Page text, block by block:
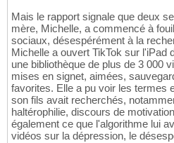
Mais le rapport signale que deux
mère, Michelle, a commencé à
sociaux, désespérément à la
Michelle a ouvert TikTok sur l'iPad
une bibliothèque de plus de 3 000
mises en signet, aimées,
favorites. Elle a pu voir les termes
son fils avait recherchés,
haltérophilie, discours de
également ce que l'algorithme lui
vidéos sur la dépression, le